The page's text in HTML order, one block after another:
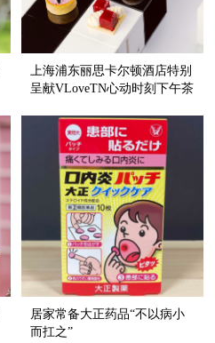
上海浦东丽思卡尔顿酒店特别
呈献VLoveTN心动时刻下午茶
居家常备大正药品“不以病小
而扛之”